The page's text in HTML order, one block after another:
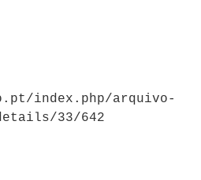
index.php/arquivo-
33/642